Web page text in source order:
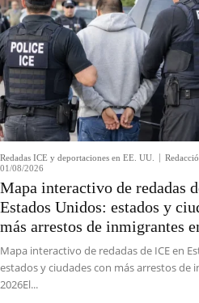
Redadas ICE y deportaciones en EE. UU.
01/08/2026
Mapa interactivo de redadas
Estados Unidos: estados y
más arrestos de inmigrantes
Mapa interactivo de redadas de ICE en
estados y ciudades con más arrestos de
2026El...